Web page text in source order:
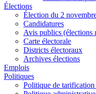
Élections
Élection du 2
Candidatures
Avis publics (élections
Carte électorale
Districts électoraux
Archives élections
Emplois
Politiques
Politique de